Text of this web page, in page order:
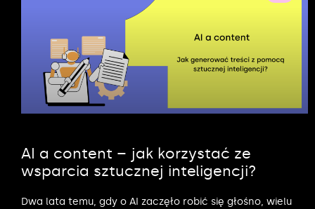
AI a content – jak korzystać ze
wsparcia sztucznej inteligencji?
Dwa lata temu, gdy o AI zaczęło robić się głośno, wielu